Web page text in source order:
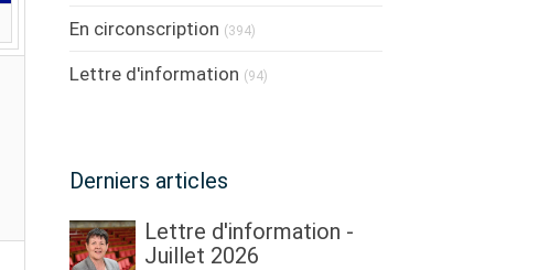
En circonscription (394)
Lettre d'information (94)
Derniers articles
Lettre d'information -
Juillet 2026